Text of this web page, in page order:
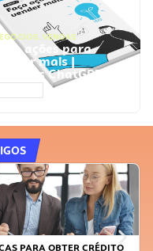
, VENDAS
Faça ações para
vender mais |
Prompts ChatGPT
PARA OBTER CRÉDITO